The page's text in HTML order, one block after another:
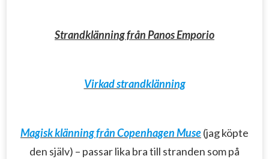
Strandklänning från Panos Emporio
Virkad strandklänning
Magisk klänning från Copenhagen Muse(jag köpte
den själv) – passar lika bra till stranden som på